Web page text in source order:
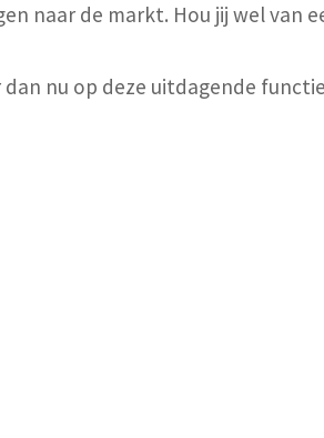
naar de markt. Hou jij wel van
nu op deze uitdagende